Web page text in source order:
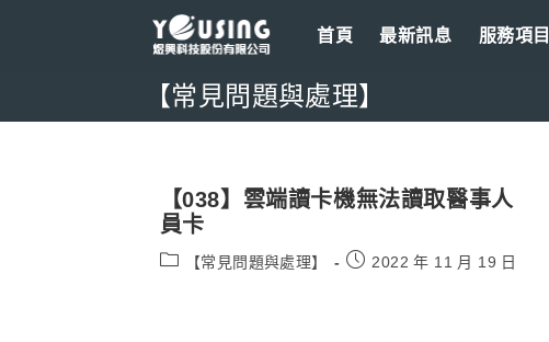
首頁 最新訊息 服務項目
【常見問題與處理】
【038】雲端讀卡機無法讀取醫事人
員卡
Post
【常見問題與處理】
Post2022 年 11 月 19 日